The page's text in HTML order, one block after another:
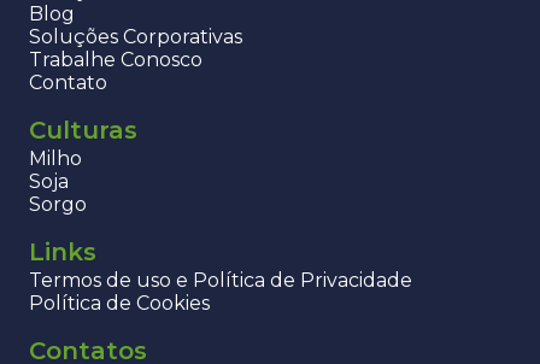
Blog
Soluções Corporativas
Trabalhe Conosco
Contato
Culturas
Milho
Soja
Sorgo
Links
Termos de uso e Política de Privacidade
Política de Cookies
Contatos